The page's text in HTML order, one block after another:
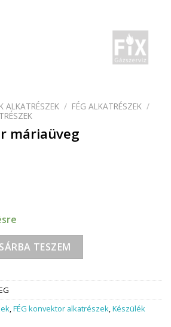
ALKATRÉSZEK / FÉG ALKATRÉSZEK /
máriaüveg
mennyiség
TESZEM
,FÉG konvektor alkatrészek,Készülék